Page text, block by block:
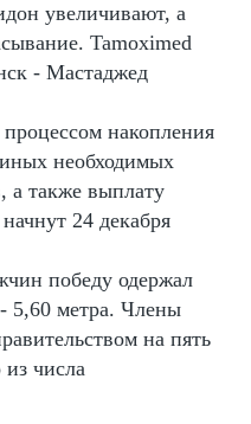
увеличивают, а
Tamoximed
- Мастаджед
процессом накопления
необходимых
а также выплату
24 декабря
победу одержал
5,60 метра. Члены
на пять
из числа